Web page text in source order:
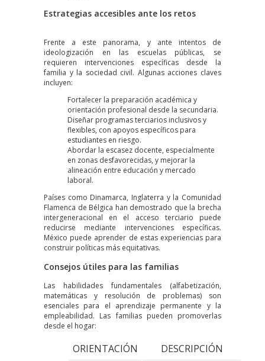
Estrategias accesibles ante los retos
Frente a este panorama, y ante intentos de
ideologización en las escuelas públicas, se
requieren intervenciones específicas desde la
familia y la sociedad civil. Algunas acciones claves
incluyen:
Fortalecer la preparación académica y
orientación profesional desde la secundaria.
Diseñar programas terciarios inclusivos y
flexibles, con apoyos específicos para
estudiantes en riesgo.
Abordar la escasez docente, especialmente
en zonas desfavorecidas, y mejorar la
alineación entre educación y mercado
laboral.
Países como Dinamarca, Inglaterra y la Comunidad
Flamenca de Bélgica han demostrado que la brecha
intergeneracional en el acceso terciario puede
reducirse mediante intervenciones específicas.
México puede aprender de estas experiencias para
construir políticas más equitativas.
Consejos útiles para las familias
Las habilidades fundamentales (alfabetización,
matemáticas y resolución de problemas) son
esenciales para el aprendizaje permanente y la
empleabilidad. Las familias pueden promoverlas
desde el hogar:
ORIENTACIÓN DESCRIPCIÓN